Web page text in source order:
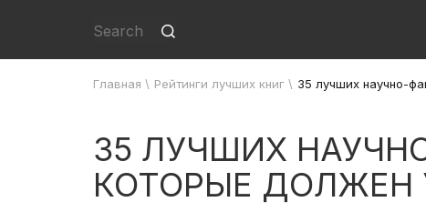
Главная \ Рейтинги лучших книг \ 35 лучших научно-
35 ЛУЧШИХ
КОТОРЫЕ